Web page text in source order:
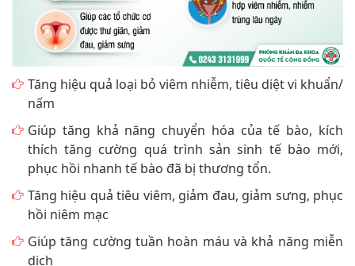
Tăng hiệu quả loại bỏ viêm nhiễm, tiêu diệt vi khuẩn/
nấm
Giúp tăng khả năng chuyển hóa của tế bào, kích
thích tăng cường quá trình sản sinh tế bào mới,
phục hồi nhanh tế bào đã bị thương tổn.
Tăng hiệu quả tiêu viêm, giảm đau, giảm sưng, phục
hồi niêm mạc
dịch
Giúp các tổ chức cơ được thư giãn và giảm đau hiệu
quả.